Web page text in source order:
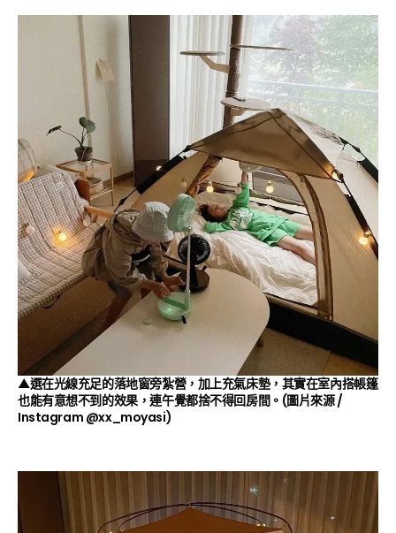
▲選在光線充足的落地窗旁紮營，加上充氣床墊，其實在室內搭帳篷
也能有意想不到的效果，連午覺都捨不得回房間。(圖片來源 /
Instagram @xx_moyasi)